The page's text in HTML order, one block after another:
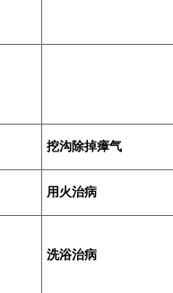
挖沟除掉瘴气
用火治病
洗浴治病